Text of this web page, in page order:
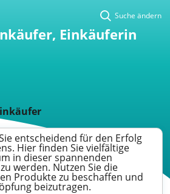
Suche ändern
Einkäuferin
entscheidend für den Erfolg
Hier finden Sie vielfältige
in dieser spannenden
werden. Nutzen Sie die
Produkte zu beschaffen und
beizutragen.